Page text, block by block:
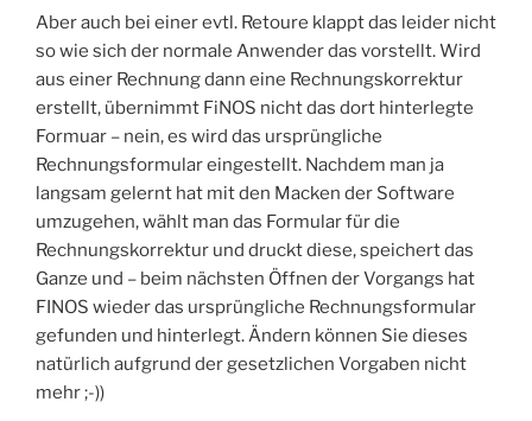
Aber auch bei einer evtl. Retoure klappt das leider nicht
so wie sich der normale Anwender das vorstellt. Wird
aus einer Rechnung dann eine Rechnungskorrektur
erstellt, übernimmt FiNOS nicht das dort hinterlegte
Formuar – nein, es wird das ursprüngliche
Rechnungsformular eingestellt. Nachdem man ja
langsam gelernt hat mit den Macken der Software
umzugehen, wählt man das Formular für die
Rechnungskorrektur und druckt diese, speichert das
Ganze und – beim nächsten Öffnen der Vorgangs hat
FINOS wieder das ursprüngliche Rechnungsformular
gefunden und hinterlegt. Ändern können Sie dieses
natürlich aufgrund der gesetzlichen Vorgaben nicht
mehr ;-))